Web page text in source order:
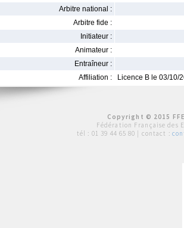
Arbitre national :
Arbitre fide :
Initiateur :
Animateur :
Entraîneur :
Affiliation :
Licence B le 03/10/
Copyright © 2015
Fédération Française des
tél : 01 39 44 65 80 | contact :